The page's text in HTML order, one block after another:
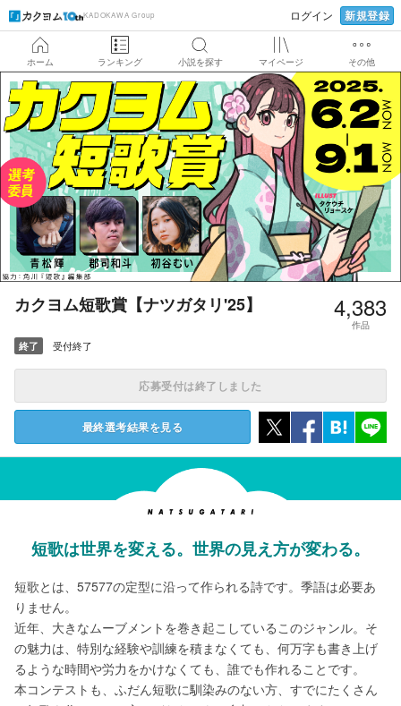
KADOKAWA Group ログイン 新規登録
ホーム ランキング 小説を探す マイページ その他
カクヨム短歌賞【ナツガタリ'25】 4,383
作品
終了 受付終了
応募受付は終了しました
最終選考結果を見る
短歌は世界を変える。世界の見え方が変わる。
短歌とは、57577の定型に沿って作られる詩です。季語は必要あ
りません。
近年、大きなムーブメントを巻き起こしているこのジャンル。そ
の魅力は、特別な経験や訓練を積まなくても、何万字も書き上げ
るような時間や労力をかけなくても、誰でも作れることです。
本コンテストも、ふだん短歌に馴染みのない方、すでにたくさん